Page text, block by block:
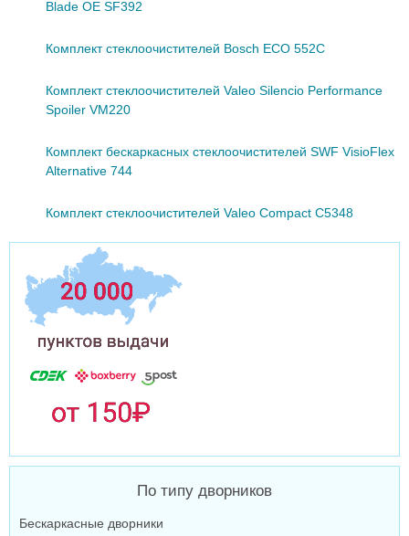
Blade OE SF392
Комплект стеклоочистителей Bosch ECO 552C
Комплект стеклоочистителей Valeo Silencio Performance
Spoiler VM220
Комплект бескаркасных стеклоочистителей SWF VisioFlex
Alternative 744
Комплект стеклоочистителей Valeo Compact C5348
По типу дворников
Бескаркасные дворники